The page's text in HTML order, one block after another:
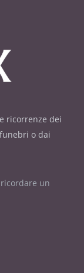
ricorrenze dei
o dai
un